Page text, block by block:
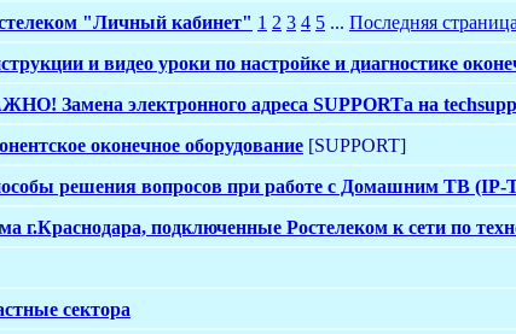
"Личный кабинет" 1 2 3 4 5 ... Последняя страница
и видео уроки по настройке и диагностике
Замена электронного адреса SUPPORTа на
оконечное оборудование [SUPPORT]
решения вопросов при работе с Домашним ТВ
г.Краснодара, подключенные Ростелеком к сети по
сектора